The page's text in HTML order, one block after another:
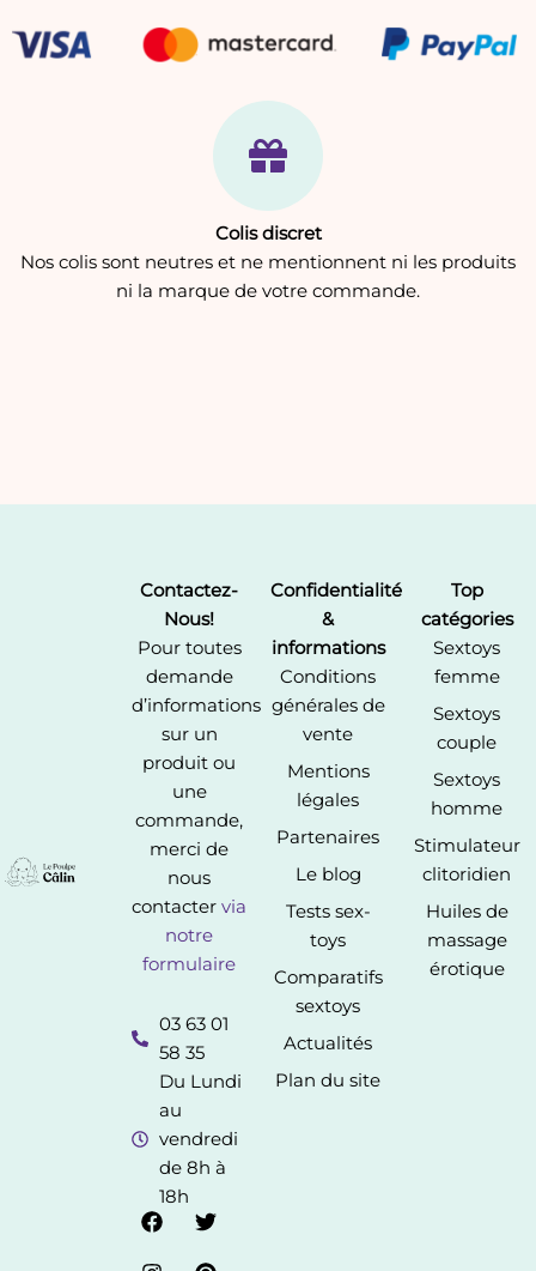
Colis discret
Nos colis sont neutres et ne mentionnent ni les produits
ni la marque de votre commande.
Contactez-
Nous!
Pour toutes
demande
d’informations
sur un
produit ou
une
commande,
merci de
nous
contactervia
notre
formulaire
03 63 01
58 35
Du Lundi
au
vendredi
de 8h à
18h
F
c
T
i
I
s
P
n
Confidentialité
&
informations
Conditions
générales de
vente
Mentions
légales
Partenaires
Le blog
Tests sex-
toys
Comparatifs
sextoys
Actualités
Plan du site
Top
catégories
Sextoys
femme
Sextoys
couple
Sextoys
homme
Stimulateur
clitoridien
Huiles de
massage
érotique